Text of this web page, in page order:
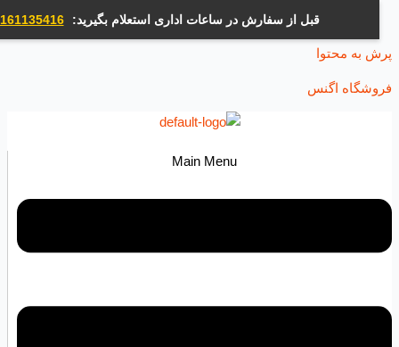
قبل از سفارش در ساعات اداری استعلام بگیرید: 09161135416
محتوا
اگنس
Main Menu